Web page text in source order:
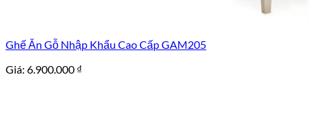
Ghế Ăn Gỗ Nhập Khẩu Cao Cấp GAM205
Giá: 6.900.000 ₫